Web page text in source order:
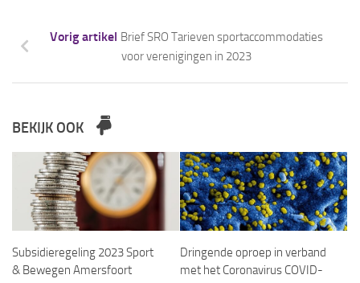
Vorig artikel Brief SRO Tarieven sportaccommodaties
voor verenigingen in 2023
BEKIJK OOK
Subsidieregeling 2023 Sport
& Bewegen Amersfoort
Dringende oproep in verband
met het Coronavirus COVID-